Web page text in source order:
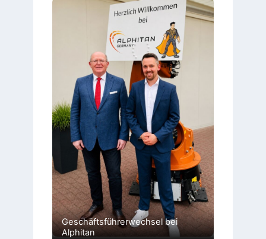
Geschäftsführerwechsel bei
Alphitan